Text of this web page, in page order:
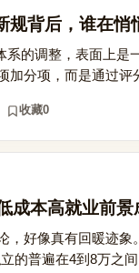
规背后，谁在
系的调整，表面上
加分项，而是通过
收藏0
成本高就业前
，好像真有回暖迹
的普遍在4到8万之